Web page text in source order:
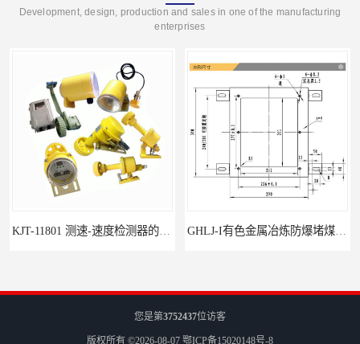
Development, design, production and sales in one of the manufacturing
enterprises
您是第3752437位访客
版权所有 ©2026-08-07 鄂ICP备15020148号-8